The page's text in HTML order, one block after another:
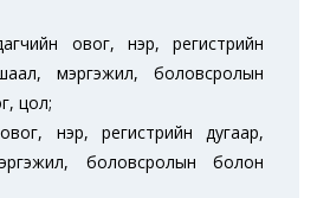
овог, нэр, регистрийн
мэргэжил, боловсролын
цол;
нэр, регистрийн дугаар,
боловсролын болон